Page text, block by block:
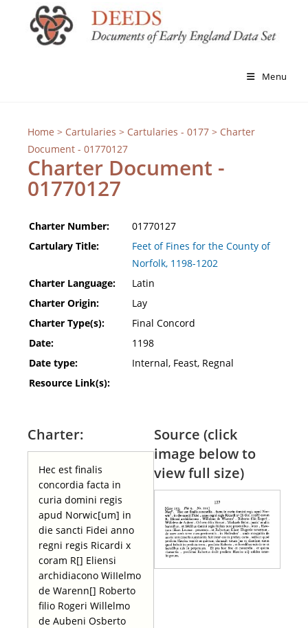
Menu
Home > Cartularies > Cartularies - 0177> Charter
Document - 01770127
Charter Document -
01770127
Charter Number:
01770127
Cartulary Title:
Feet of Fines for the County of
Norfolk, 1198-1202
Charter Language:
Latin
Charter Origin:
Lay
Charter Type(s):
Final Concord
Date:
1198
Date type:
Internal, Feast, Regnal
Resource Link(s):
Charter:
Hec est finalis
concordia facta in
curia domini regis
apud Norwic[um] in
die sancti Fidei anno
regni regis Ricardi x
coram R[] Eliensi
archidiacono WiIIelmo
de Warenn[] Roberto
filio Rogeri Willelmo
de Aubeni Osberto
Source (click
image below to
view full size)